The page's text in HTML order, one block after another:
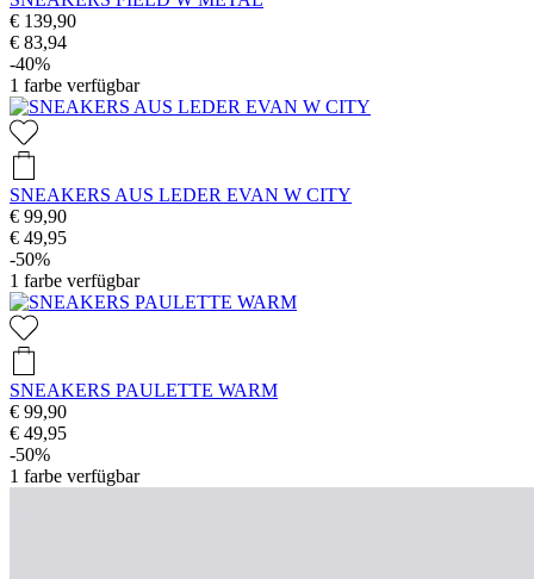
€ 139,90
€ 83,94
-40%
1 farbe verfügbar
SNEAKERS AUS LEDER EVAN W CITY
€ 99,90
€ 49,95
-50%
1 farbe verfügbar
SNEAKERS PAULETTE WARM
€ 99,90
€ 49,95
-50%
1 farbe verfügbar